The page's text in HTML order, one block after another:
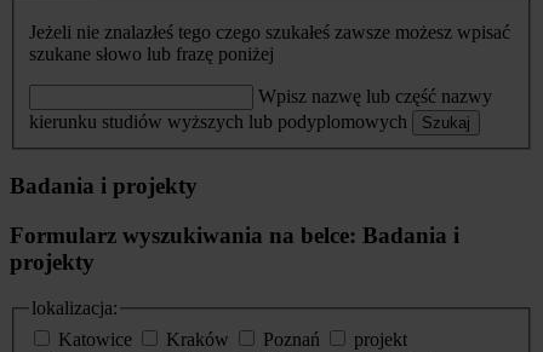
Jeżeli nie znalazłeś tego czego szukałeś zawsze możesz wpisać
szukane słowo lub frazę poniżej
Wpisz nazwę lub część nazwy
kierunku studiów wyższych lub podyplomowych
Szukaj
Badania i projekty
Formularz wyszukiwania na belce: Badania i
projekty
lokalizacja:
Katowice
Kraków Poznań
projekt